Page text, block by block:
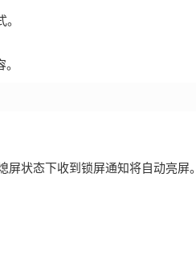
屏状态下收到锁屏通知将自动亮屏。